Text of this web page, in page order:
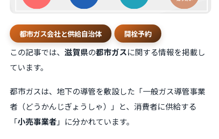
都市ガス会社と供給自治体 開栓予約
この記事では、 滋賀県の都市ガスに関する情報を掲載し
ています。
都市ガスは、地下の導管を敷設した「一般ガス導管事業
者（どうかんじぎょうしゃ）」と、消費者に供給する
「小売事業者」に分かれています。